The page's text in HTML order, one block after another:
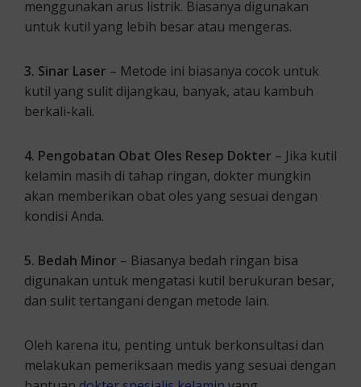
menggunakan arus listrik. Biasanya digunakan
untuk kutil yang lebih besar atau mengeras.
3. Sinar Laser – Metode ini biasanya cocok untuk
kutil yang sulit dijangkau, banyak, atau kambuh
berkali-kali.
4. Pengobatan Obat Oles Resep Dokter – Jika kutil
kelamin masih di tahap ringan, dokter mungkin
akan memberikan obat oles yang sesuai dengan
kondisi Anda.
5. Bedah Minor – Biasanya bedah ringan bisa
digunakan untuk mengatasi kutil berukuran besar,
dan sulit tertangani dengan metode lain.
Oleh karena itu, penting untuk berkonsultasi dan
melakukan pemeriksaan medis yang sesuai dengan